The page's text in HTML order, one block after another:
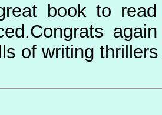
book to
of writing